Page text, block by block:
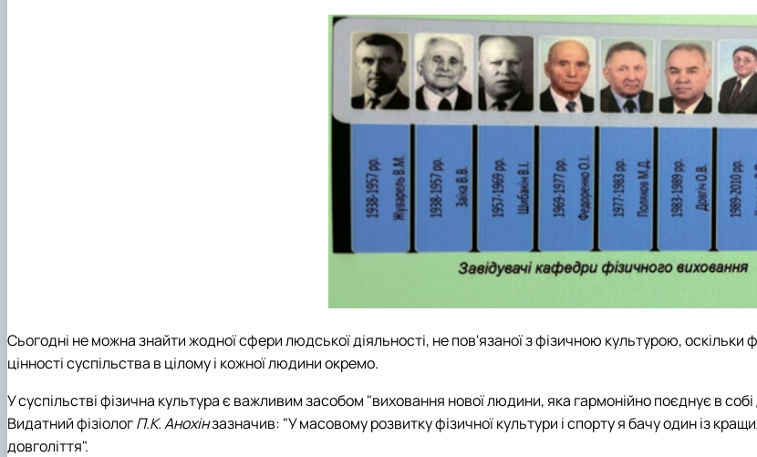
Сьогодні не можна знайти жодної сфери людської діяльності, не пов'язаної з фізичною культурою, оскільки
цінності суспільства в цілому і кожної людини окремо.
У суспільстві фізична культура є важливим засобом "виховання нової людини, яка гармонійно поєднує в
Видатний фізіологП.К. Анохінзазначив: "У масовому розвитку фізичної культури і спорту я бачу один із
довголіття".